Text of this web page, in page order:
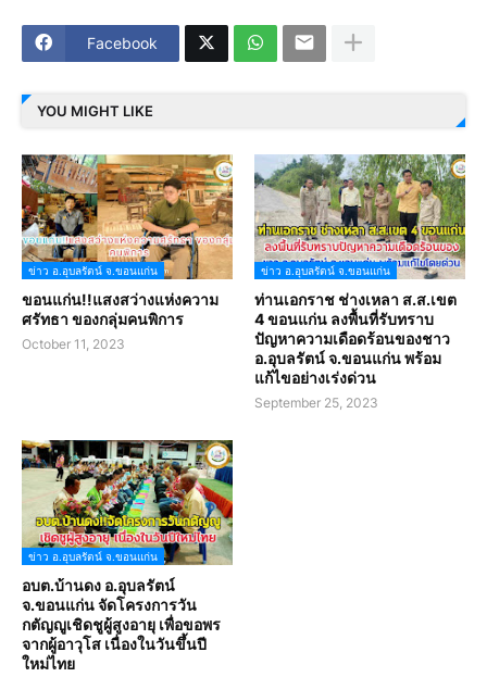
Facebook
YOU MIGHT LIKE
ข่าว อ.อุบลรัตน์ จ.ขอนแก่น
ขอนแก่น!!แสงสว่างแห่งความ
ศรัทธา ของกลุ่มคนพิการ
October 11, 2023
ข่าว อ.อุบลรัตน์ จ.ขอนแก่น
ท่านเอกราช ช่างเหลา ส.ส.เขต
4 ขอนแก่น ลงพื้นที่รับทราบ
ปัญหาความเดือดร้อนของชาว
อ.อุบลรัตน์ จ.ขอนแก่น พร้อม
แก้ไขอย่างเร่งด่วน
September 25, 2023
ข่าว อ.อุบลรัตน์ จ.ขอนแก่น
อบต.บ้านดง อ.อุบลรัตน์
จ.ขอนแก่น จัดโครงการวัน
กตัญญูเชิดชูผู้สูงอายุ เพื่อขอพร
จากผู้อาวุโส เนื่องในวันขึ้นปี
ใหม่ไทย